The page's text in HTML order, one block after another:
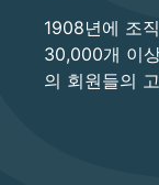
1908년에 조
30,000개 이
의 회원들의